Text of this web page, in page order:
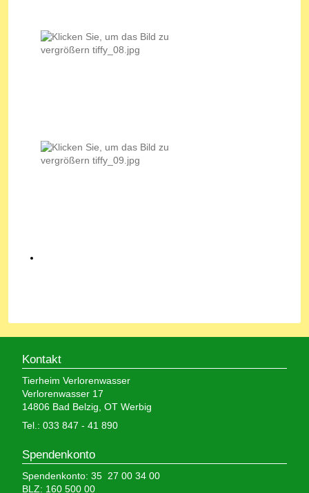
Kontakt
Tierheim Verlorenwasser
Verlorenwasser 17
14806 Bad Belzig, OT Werbig
Tel.: 033 847 - 41 890
Spendenkonto
Spendenkonto: 35 27 00 34 00
BLZ: 160 500 00